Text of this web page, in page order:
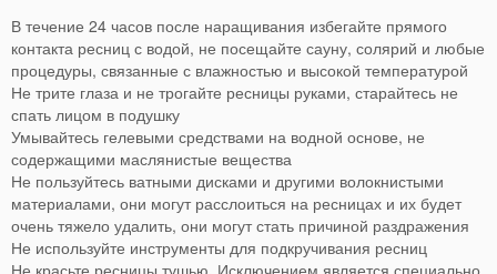
В течение 24 часов после наращивания избегайте прямого
контакта ресниц с водой, не посещайте сауну, солярий и любые
процедуры, связанные с влажностью и высокой температурой
Не трите глаза и не трогайте ресницы руками, старайтесь не
спать лицом в подушку
Умывайтесь гелевыми средствами на водной основе, не
содержащими маслянистые вещества
Не пользуйтесь ватными дисками и другими волокнистыми
материалами, они могут расслоиться на ресницах и их будет
очень тяжело удалить, они могут стать причиной раздражения
Не используйте инструменты для подкручивания ресниц
Не красьте ресницы тушью. Исключением является специально